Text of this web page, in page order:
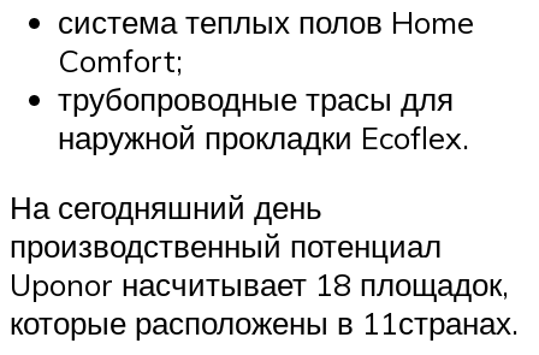
система теплых полов Home
Comfort;
трубопроводные трасы для
наружной прокладки Ecoflex.
На сегодняшний день
производственный потенциал
Uponor насчитывает 18 площадок,
которые расположены в 11странах.